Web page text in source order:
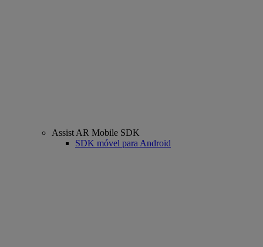
Assist AR Mobile SDK
SDK móvel para Android